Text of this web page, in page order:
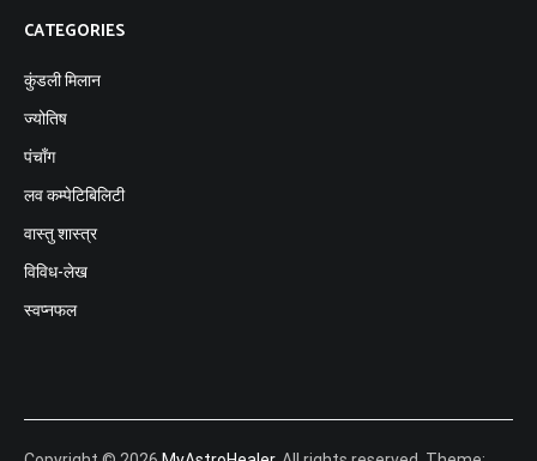
CATEGORIES
कुंडली मिलान
ज्योतिष
पंचाँग
लव कम्पेटिबिलिटी
वास्तु शास्त्र
विविध-लेख
स्वप्नफल